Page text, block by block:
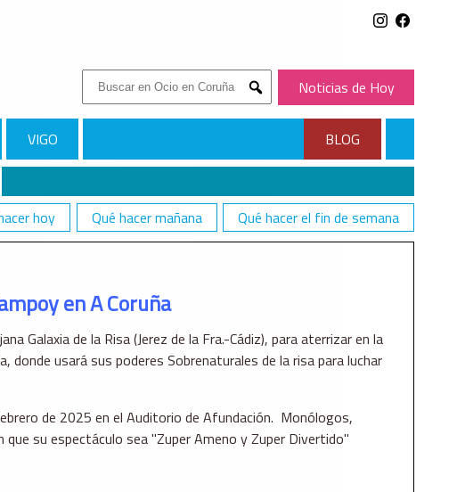
Buscar:
Submit
Noticias de Hoy
VIGO
BLOG
hoy
Qué hacer mañana Qué hacer el fin de semana
en A Coruña
Galaxia de la Risa (Jerez de la Fra.-Cádiz), para aterrizar en la
donde usará sus poderes Sobrenaturales de la risa para luchar
de 2025 en el Auditorio de Afundación. Monólogos,
su espectáculo sea "Zuper Ameno y Zuper Divertido"